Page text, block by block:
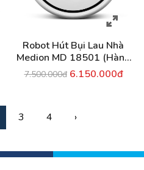
Robot Hút Bụi Lau Nhà
Medion MD 18501 (Hàng
Nhập Khẩu Đức)
7.500.000đ 6.150.000đ
3 4 ›